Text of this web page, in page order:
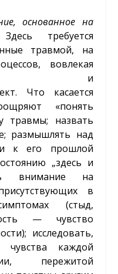
основанное на
требуется
травмой, на
вовлекая
и
Что касается
«понять
травмы; назвать
размышлять над
к его прошлой
„здесь и
внимание на
в
(стыд,
— чувство
исследовать,
чувства каждой
пережитой